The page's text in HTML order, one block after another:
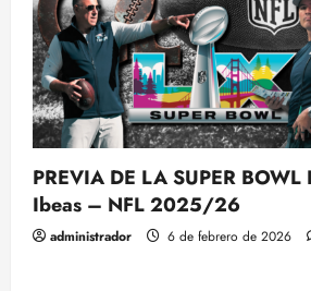
PREVIA DE LA SUPER
Ibeas – NFL 2025/26
administrador 6 de febrero de 2026